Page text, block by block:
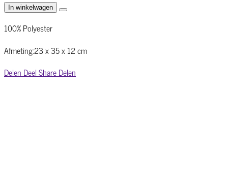
In winkelwagen
100% Polyester
Afmeting:23 x 35 x 12 cm
Delen DeelShareDelen